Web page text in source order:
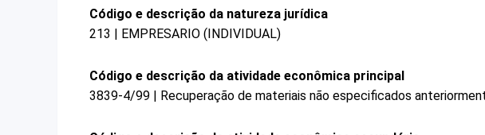
Código e descrição da natureza jurídica
213 | EMPRESARIO (INDIVIDUAL)
Código e descrição da atividade econômica principal
3839-4/99 | Recuperação de materiais não especificados